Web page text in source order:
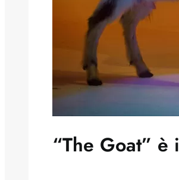
“The Goat”